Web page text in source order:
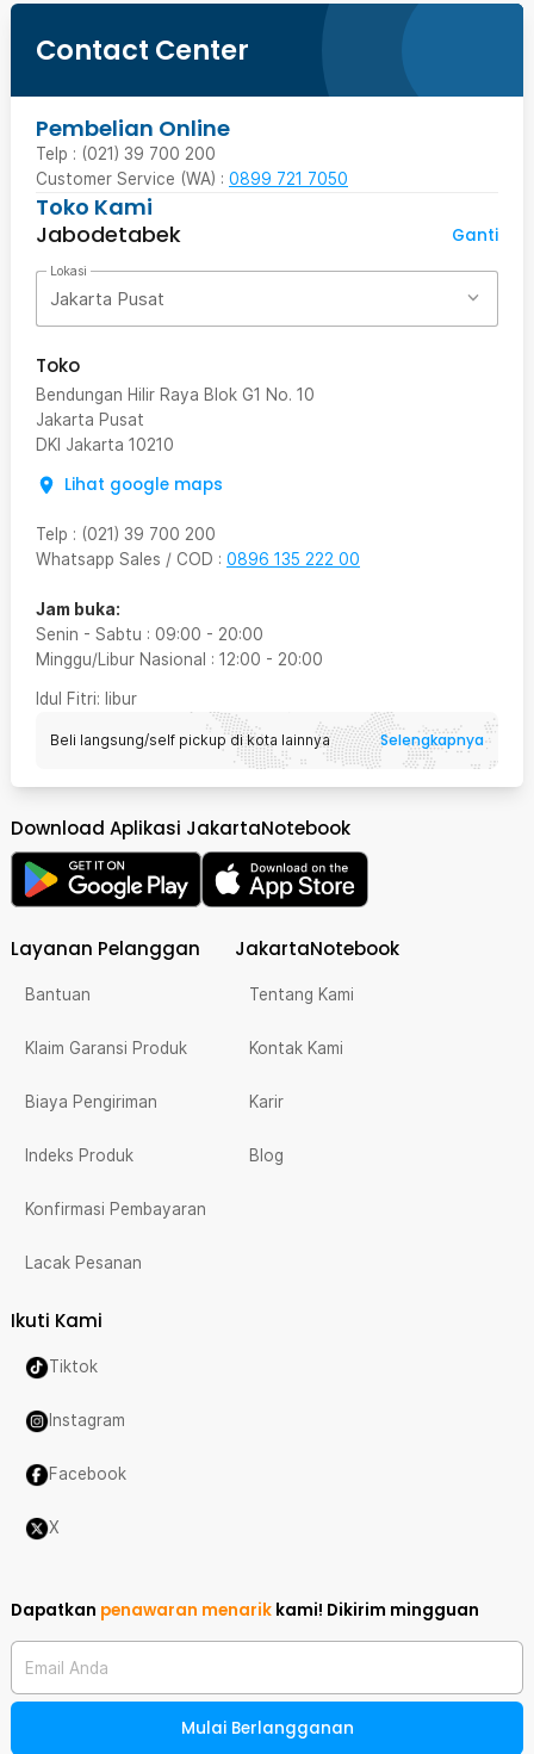
Contact Center
Pembelian Online
Telp : (021) 39 700 200
Customer Service (WA) : 0899 721 7050
Toko Kami
Jabodetabek
Ganti
Lokasi
Jakarta Pusat
Toko
Bendungan Hilir Raya Blok G1 No. 10
Jakarta Pusat
DKI Jakarta 10210
Lihat google maps
Telp : (021) 39 700 200
Whatsapp Sales / COD : 0896 135 222 00
Jam buka:
Senin - Sabtu : 09:00 - 20:00
Minggu/Libur Nasional : 12:00 - 20:00
Idul Fitri: libur
Beli langsung/self pickup di kota lainnya Selengkapnya
Download Aplikasi JakartaNotebook
Layanan Pelanggan
Bantuan
Klaim Garansi Produk
Biaya Pengiriman
Indeks Produk
Konfirmasi Pembayaran
Lacak Pesanan
JakartaNotebook
Tentang Kami
Kontak Kami
Karir
Blog
Ikuti Kami
Tiktok
Instagram
Facebook
X
Dapatkan penawaran menarik kami! Dikirim mingguan
Email Anda
Mulai Berlangganan